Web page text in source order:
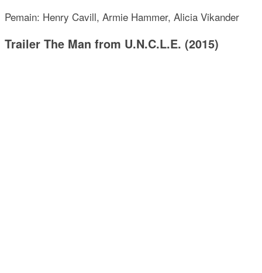
Pemain: Henry Cavill, Armie Hammer, Alicia Vikander
Trailer The Man from U.N.C.L.E. (2015)